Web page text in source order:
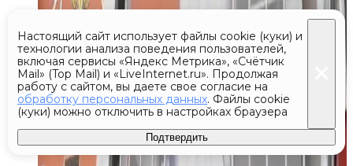
Настоящий сайт использует файлы cookie (куки) и
технологии анализа поведения пользователей,
включая сервисы «Яндекс Метрика», «Счётчик
Mail» (Top Mail) и «LiveInternet.ru». Продолжая
работу с сайтом, вы даете свое согласие на
обработку персональных данных. Файлы cookie
(куки) можно отключить в настройках браузера
Подтвердить